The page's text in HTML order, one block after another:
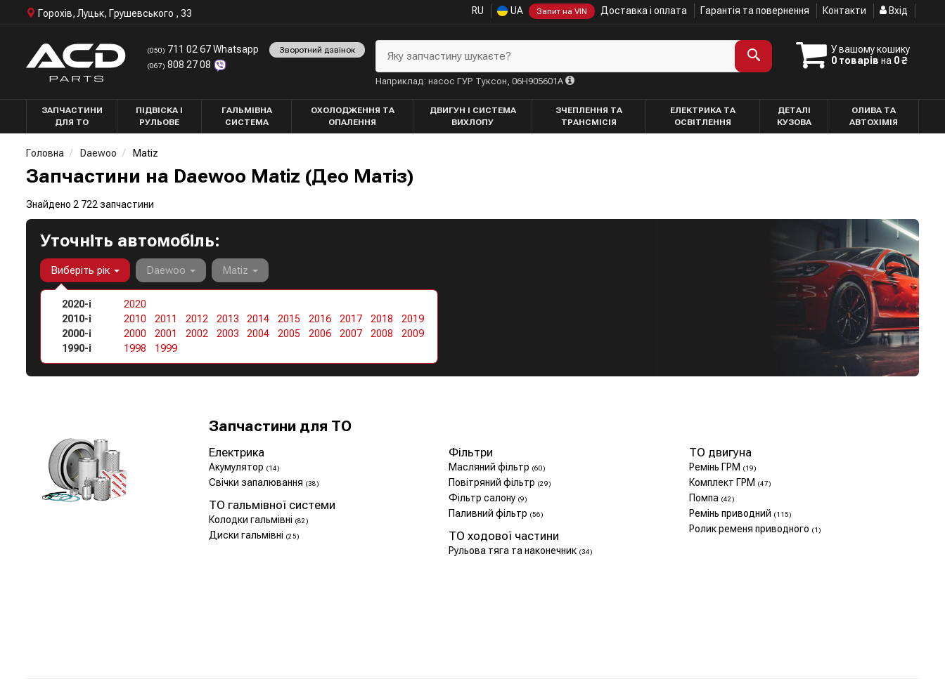
Горохів, Луцьк, Грушевського , 33 RU UA Запит на VIN Доставка і оплата Гарантія та повернення Контакти Вхід
(050) 711 02 67 Whatsapp
(067) 808 27 08
Зворотний дзвінок
У вашому кошику
0 товарів на 0 ₴
Яку запчастину шукаєте?
Наприклад: насос ГУР Туксон, 06H905601A
ЗАПЧАСТИНИ
ДЛЯ ТО
ПІДВІСКА І
РУЛЬОВЕ
ГАЛЬМІВНА
СИСТЕМА
ОХОЛОДЖЕННЯ ТА
ОПАЛЕННЯ
ДВИГУН І СИСТЕМА
ВИХЛОПУ
ЗЧЕПЛЕННЯ ТА
ТРАНСМІСІЯ
ЕЛЕКТРИКА ТА
ОСВІТЛЕННЯ
ДЕТАЛІ
КУЗОВА
ОЛИВА ТА
АВТОХІМІЯ
Головна Daewoo Matiz
Запчастини на Daewoo Matiz (Део Матіз)
Знайдено 2 722 запчастини
Уточніть автомобіль:
Виберіть рік
2020-і
2020
2010-і
2010 2011 2012 2013 2014 2015 2016 2017 2018
2019
2000-і
2000 2001 2002 2003 2004 2005 2006 2007 2008
2009
1990-і
1998 1999
Daewoo Matiz
Запчастини для ТО
Електрика
Акумулятор (14)
Свічки запалювання (38)
Фільтри
Масляний фільтр (60)
Повітряний фільтр (29)
Фільтр салону (9)
Паливний фільтр (56)
ТО двигуна
Ремінь ГРМ (19)
Комплект ГРМ (47)
Помпа (42)
Ремінь приводний (115)
Ролик ременя приводного (1)
ТО гальмівної системи
Колодки гальмівні (82)
Диски гальмівні (25) ТО ходової частини
Рульова тяга та наконечник (34)